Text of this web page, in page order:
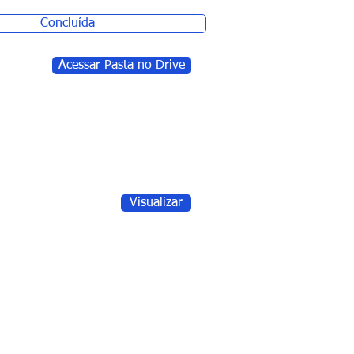
Concluída
Acessar Pasta no Drive
Visualizar